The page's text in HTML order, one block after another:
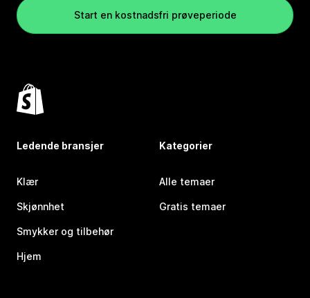
Start en kostnadsfri prøveperiode
Ledende bransjer
Klær
Skjønnhet
Smykker og tilbehør
Hjem
Kategorier
Alle temaer
Gratis temaer